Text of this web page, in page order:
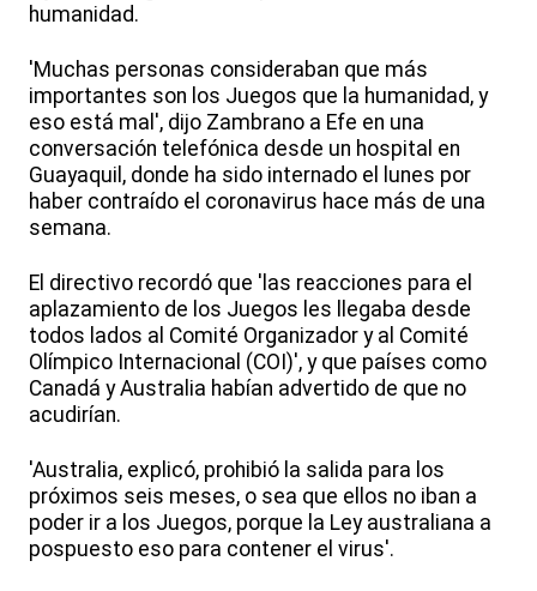
humanidad.
'Muchas personas consideraban que más
importantes son los Juegos que la humanidad, y
eso está mal', dijo Zambrano a Efe en una
conversación telefónica desde un hospital en
Guayaquil, donde ha sido internado el lunes por
haber contraído el coronavirus hace más de una
semana.
El directivo recordó que 'las reacciones para el
aplazamiento de los Juegos les llegaba desde
todos lados al Comité Organizador y al Comité
Olímpico Internacional (COI)', y que países como
Canadá y Australia habían advertido de que no
acudirían.
'Australia, explicó, prohibió la salida para los
próximos seis meses, o sea que ellos no iban a
poder ir a los Juegos, porque la Ley australiana a
pospuesto eso para contener el virus'.